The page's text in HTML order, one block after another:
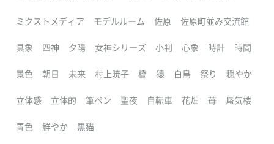
ミクストメディア モデルルーム 佐原 佐原町並み交流館
具象 四神 夕陽 女神シリーズ 小判 心象 時計 時間
景色 朝日 未来 村上暁子 橋 猿 白鳥 祭り 穏やか
立体感 立体的 筆ペン 聖夜 自転車 花畑 苺 蜃気楼
青色 鮮やか 黒猫